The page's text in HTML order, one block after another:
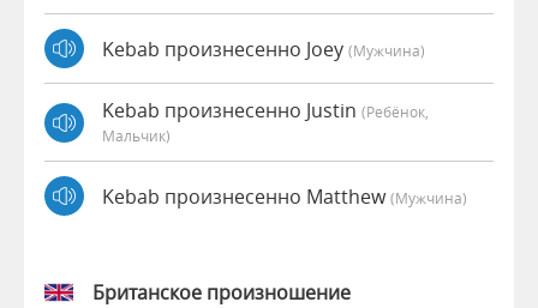
Kebab произнесенно Joey (мужчина)
Kebab произнесенно Justin (Ребёнок,
Мальчик)
Kebab произнесенно Matthew(мужчина)
Британское произношение